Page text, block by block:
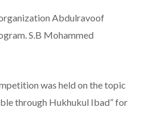
Abdulravoof
S.B Mohammed
was held on the topic
through Hukhukul Ibad” for